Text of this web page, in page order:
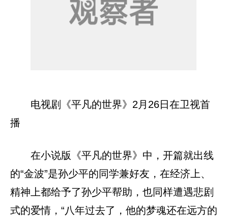
电视剧《平凡的世界》2月26日在卫视首
播
在小说版《平凡的世界》中，开篇就出线
的“金波”是孙少平的同学兼好友，在经济上、
精神上都给予了孙少平帮助，也同样遭遇悲剧
式的爱情，“八年过去了，他的梦魂还在远方的